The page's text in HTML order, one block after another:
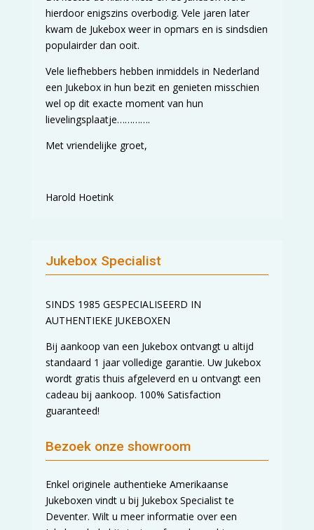
hierdoor enigszins overbodig. Vele jaren later
kwam de Jukebox weer in opmars en is sindsdien
populairder dan ooit.
Vele liefhebbers hebben inmiddels in Nederland
een Jukebox in hun bezit en genieten misschien
wel op dit exacte moment van hun
lievelingsplaatje………….
Met vriendelijke groet,
Harold Hoetink
Jukebox Specialist
SINDS 1985 GESPECIALISEERD IN
AUTHENTIEKE JUKEBOXEN
Bij aankoop van een Jukebox ontvangt u altijd
standaard 1 jaar volledige garantie. Uw Jukebox
wordt gratis thuis afgeleverd en u ontvangt een
cadeau bij aankoop. 100% Satisfaction
guaranteed!
Bezoek onze showroom
Enkel originele authentieke Amerikaanse
Jukeboxen vindt u bij Jukebox Specialist te
Deventer. Wilt u meer informatie over een